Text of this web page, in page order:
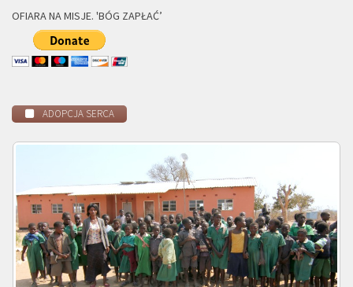
OFIARA NA MISJE. 'BÓG ZAPŁAĆ’
ADOPCJA SERCA